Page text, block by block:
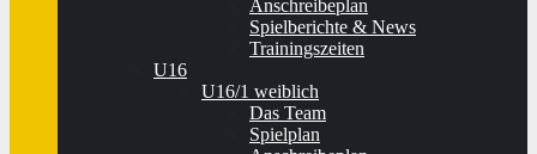
Anschreibeplan
Spielberichte & News
Trainingszeiten
U16
U16/1 weiblich
Das Team
Spielplan